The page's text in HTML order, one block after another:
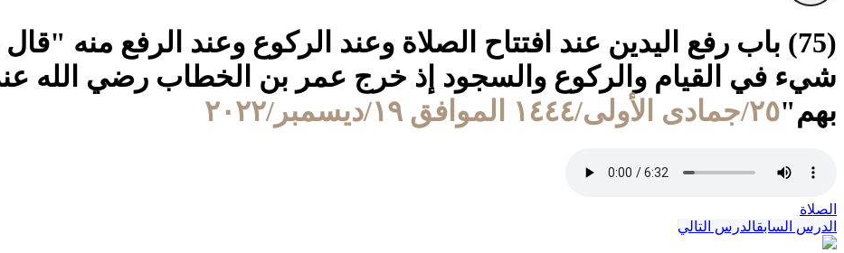
(75) باب رفع اليدين عند افتتاح الصلاة وعند الركوع وعند الرفع منه
شيء في القيام والركوع والسجود إذ خرج عمر بن الخطاب رضي الله
بهم"٢٥/جمادى الأولى/١٤٤٤ الموافق ١٩/ديسمبر/٢٠٢٢
الصلاة
الدرس السابقالدرس التالي